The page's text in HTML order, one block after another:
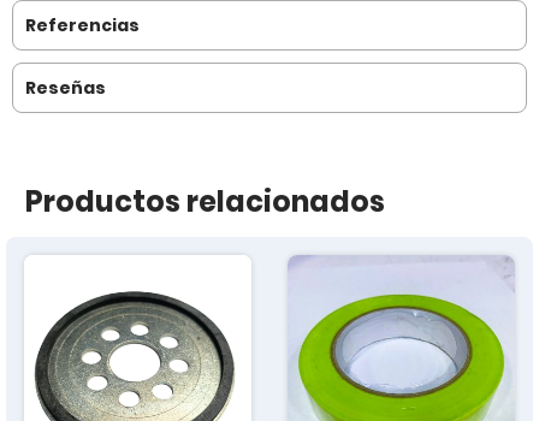
Referencias
Reseñas
Productos relacionados